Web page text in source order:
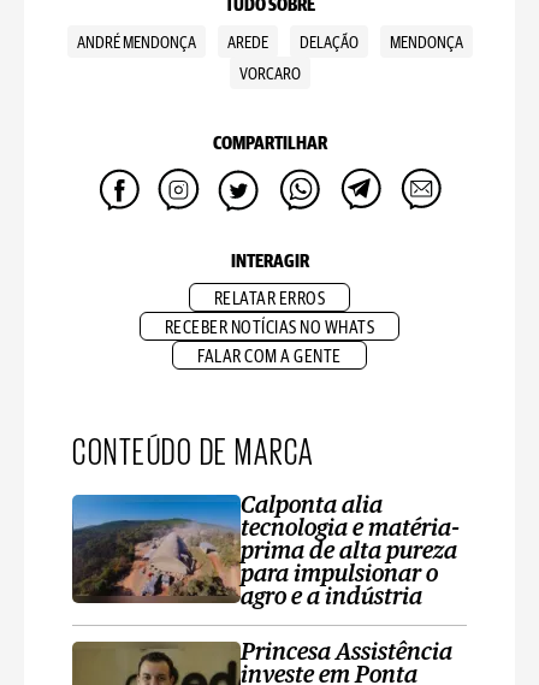
TUDO SOBRE
ANDRÉ MENDONÇA AREDE DELAÇÃO
MENDONÇA
VORCARO
COMPARTILHAR
INTERAGIR
RELATAR ERROS
RECEBER NOTÍCIAS NO WHATS
FALAR COM A GENTE
CONTEÚDO DE MARCA
Calponta alia
tecnologia e matéria-
prima de alta pureza
para impulsionar o
agro e a indústria
Princesa Assistência
investe em Ponta